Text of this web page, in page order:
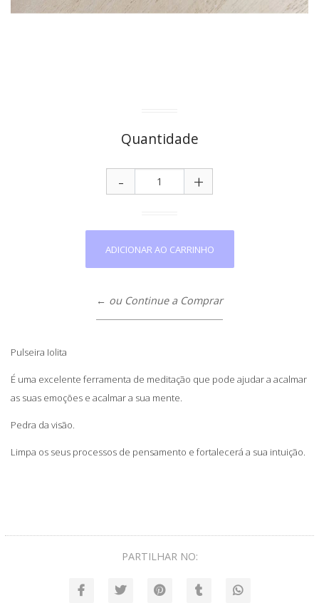
Quantidade
+
-
← ou Continue a Comprar
Pulseira Iolita
É uma excelente ferramenta de meditação que pode ajudar a acalmar
as suas emoções e acalmar a sua mente.
Pedra da visão.
Limpa os seus processos de pensamento e fortalecerá a sua intuição.
PARTILHAR NO: